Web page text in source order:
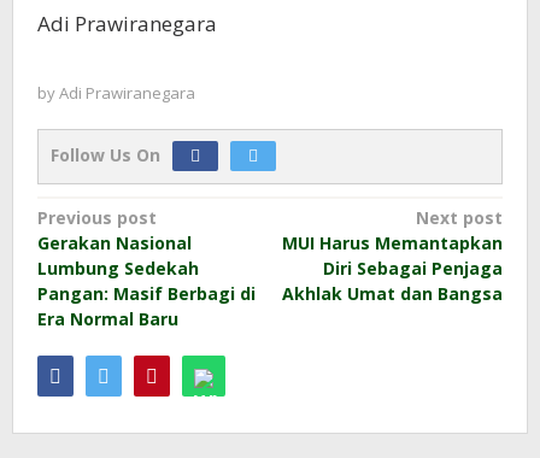
Adi Prawiranegara
byAdi Prawiranegara
Follow Us On
Post
navigation
Previous post
Gerakan Nasional
Lumbung Sedekah
Pangan: Masif Berbagi di
Era Normal Baru
Next post
MUI Harus Memantapkan
Diri Sebagai Penjaga
Akhlak Umat dan Bangsa